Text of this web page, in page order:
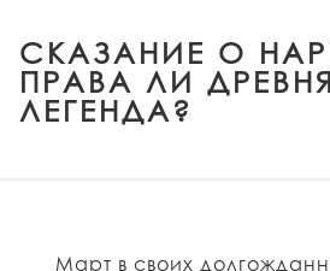
СКАЗАНИЕ О
ПРАВА ЛИ
ЛЕГЕНДА?
Март в своих